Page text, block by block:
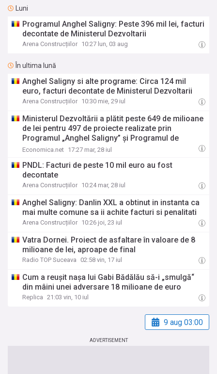
Luni
Programul Anghel Saligny: Peste 396 mil lei, facturi
decontate de Ministerul Dezvoltarii
Arena Construcțiilor 10:27 lun, 03 aug
În ultima lună
Anghel Saligny si alte programe: Circa 124 mil
euro, facturi decontate de Ministerul Dezvoltarii
Arena Construcțiilor 10:30 mie, 29 iul
Ministerul Dezvoltării a plătit peste 649 de milioane
de lei pentru 497 de proiecte realizate prin
Programul „Anghel Saligny” și Programul de
consolidare a clădirilor
Economica.net 17:27 mar, 28 iul
PNDL: Facturi de peste 10 mil euro au fost
decontate
Arena Construcțiilor 10:24 mar, 28 iul
Anghel Saligny: Danlin XXL a obtinut in instanta ca
mai multe comune sa ii achite facturi si penalitati
Arena Construcțiilor 10:26 joi, 23 iul
Vatra Dornei. Proiect de asfaltare în valoare de 8
milioane de lei, aproape de final
Radio TOP Suceava 02:58 vin, 17 iul
Cum a reușit nașa lui Gabi Bădălău să-i „smulgă“
din mâini unei adversare 18 milioane de euro
Replica 21:03 vin, 10 iul
9 aug 03:00
ADVERTISEMENT